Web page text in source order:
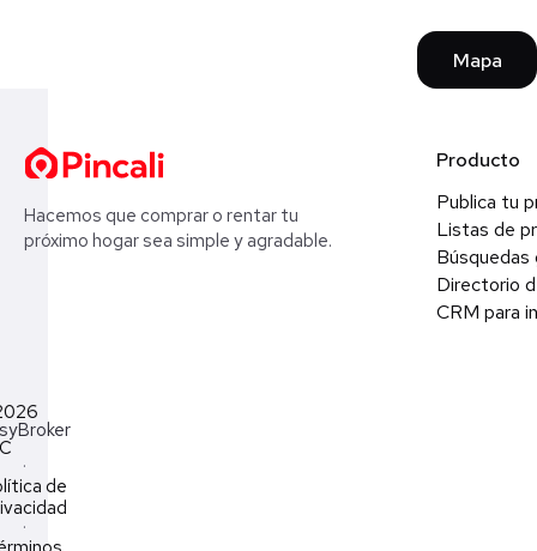
Mapa
Hacemos que comprar o rentar tu
próximo hogar sea simple y agradable.
Producto
Publica tu
Listas de
Búsquedas
Directorio
CRM para
·
de
·